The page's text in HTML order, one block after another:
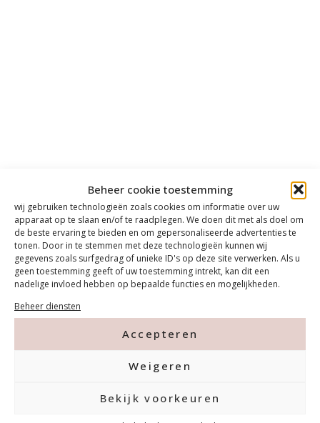
Beheer cookie toestemming
wij gebruiken technologieën zoals cookies om informatie over uw
apparaat op te slaan en/of te raadplegen. We doen dit met als doel om
de beste ervaring te bieden en om gepersonaliseerde advertenties te
tonen. Door in te stemmen met deze technologieën kunnen wij
gegevens zoals surfgedrag of unieke ID's op deze site verwerken. Als u
geen toestemming geeft of uw toestemming intrekt, kan dit een
nadelige invloed hebben op bepaalde functies en mogelijkheden.
Beheer diensten
Accepteren
Weigeren
Bekijk voorkeuren
Contact